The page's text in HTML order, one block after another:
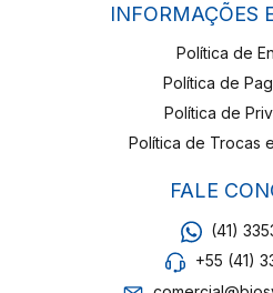
INFORMAÇÕES
Política de
Política de
Política de
Política de Trocas
FALE
(41)
+55 (41)